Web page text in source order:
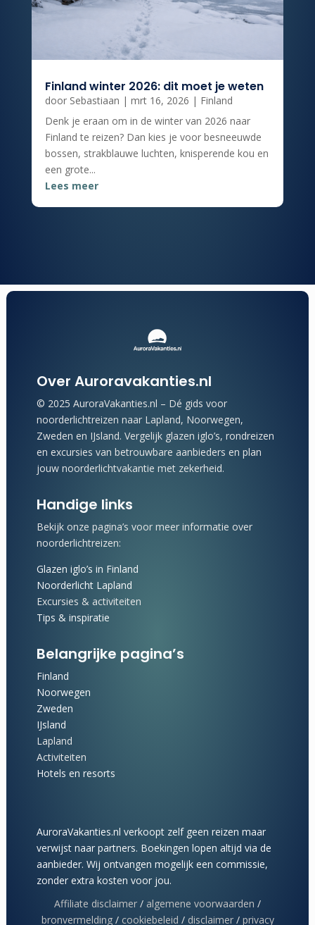
Finland winter 2026: dit moet je weten
door Sebastiaan | mrt 16, 2026 | Finland
Denk je eraan om in de winter van 2026 naar
Finland te reizen? Dan kies je voor besneeuwde
bossen, strakblauwe luchten, knisperende kou en
een grote...
Lees meer
Over Auroravakanties.nl
© 2025 AuroraVakanties.nl – Dé gids voor
noorderlichtreizen naar Lapland, Noorwegen,
Zweden en IJsland. Vergelijk glazen iglo’s, rondreizen
en excursies van betrouwbare aanbieders en plan
jouw noorderlichtvakantie met zekerheid.
Handige links
Bekijk onze pagina’s voor meer informatie over
noorderlichtreizen:
Glazen iglo’s in Finland
Noorderlicht Lapland
Excursies & activiteiten
Tips & inspiratie
Belangrijke pagina’s
Finland
Noorwegen
Zweden
IJsland
Lapland
Activiteiten
Hotels en resorts
AuroraVakanties.nl verkoopt zelf geen reizen maar
verwijst naar partners. Boekingen lopen altijd via de
aanbieder. Wij ontvangen mogelijk een commissie,
zonder extra kosten voor jou.
Affiliate disclaimer / algemene voorwaarden /
bronvermelding/ cookiebeleid / disclaimer/ privacy